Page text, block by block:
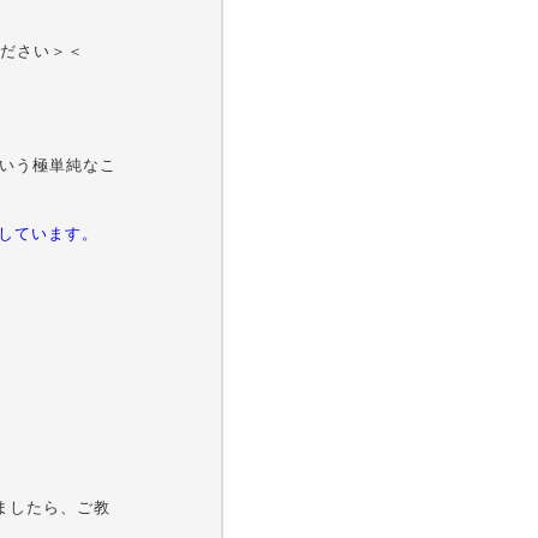
さい＞＜
う極単純なこ
います。
したら、ご教